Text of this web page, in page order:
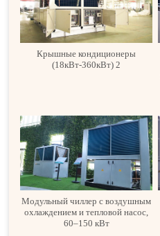
Крышные кондиционеры
(18кВт-360кВт) 2
Модульный чиллер с воздушным
охлаждением и тепловой насос,
60–150 кВт